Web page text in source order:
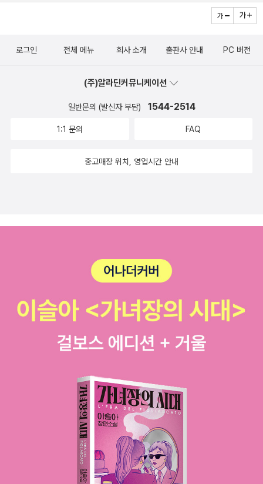
로그인 전체 메뉴 회사 소개 출판사 안내 PC 버전
(주)알라딘커뮤니케이션
일반문의 (발신자 부담) 1544-2514
1:1 문의 FAQ
중고매장 위치, 영업시간 안내